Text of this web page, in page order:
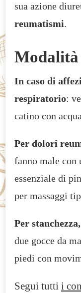
sua azione
reumatismi.
Modalità
In caso di
respiratorio:
catino con
Per dolori
fanno male con
essenziale di
per massaggi
Per
due gocce da
piedi con
Segui tutti i